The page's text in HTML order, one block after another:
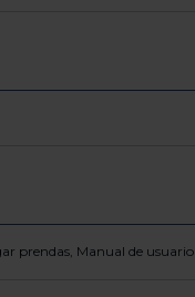
prendas, Manual de usuario